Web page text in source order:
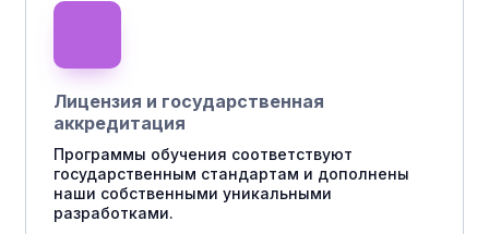
Лицензия и государственная
аккредитация
Программы обучения соответствуют
государственным стандартам и дополнены
наши собственными уникальными
разработками.